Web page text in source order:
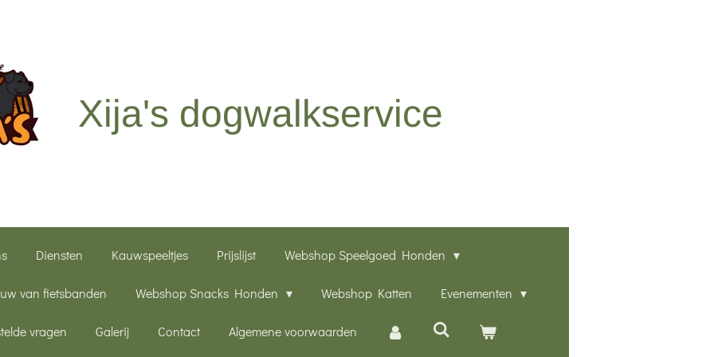
Xija's dogwalkservice
Diensten Kauwspeeltjes Prijslijst Webshop Speelgoed Honden
van fietsbanden Webshop Snacks Honden Webshop Katten Evenementen
vragen Galerij Contact Algemene voorwaarden